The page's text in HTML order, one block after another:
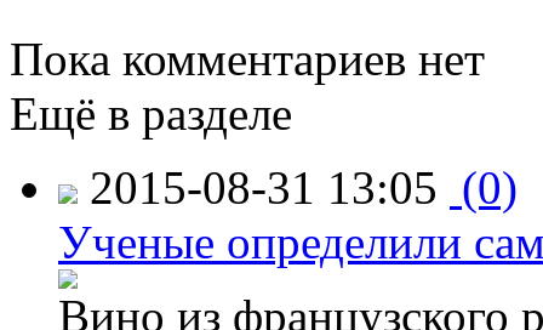
Пока комментариев нет
Ещё в разделе
2015-08-31 13:05 (0)
Ученые определили
Вино из французского